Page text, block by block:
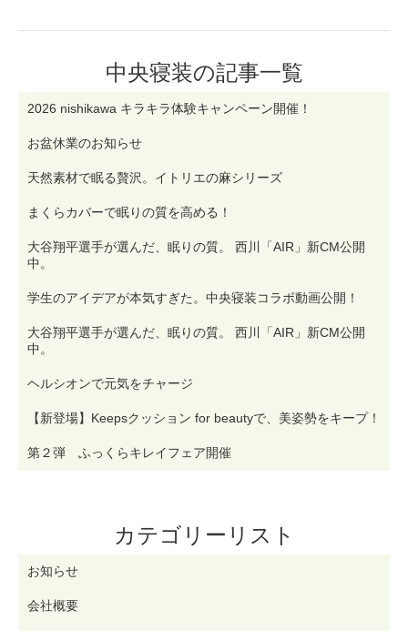
中央寝装の記事一覧
2026 nishikawa キラキラ体験キャンペーン開催！
お盆休業のお知らせ
天然素材で眠る贅沢。イトリエの麻シリーズ
まくらカバーで眠りの質を高める！
大谷翔平選手が選んだ、眠りの質。 西川「AIR」新CM公開
中。
学生のアイデアが本気すぎた。中央寝装コラボ動画公開！
大谷翔平選手が選んだ、眠りの質。 西川「AIR」新CM公開
中。
ヘルシオンで元気をチャージ
【新登場】Keepsクッション for beautyで、美姿勢をキープ！
第２弾 ふっくらキレイフェア開催
カテゴリーリスト
お知らせ
会社概要